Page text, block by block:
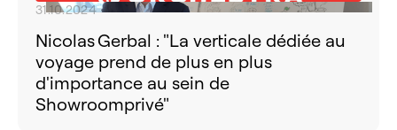
31.10.2024
Nicolas Gerbal : "La verticale dédiée au
voyage prend de plus en plus
d'importance au sein de
Showroomprivé"